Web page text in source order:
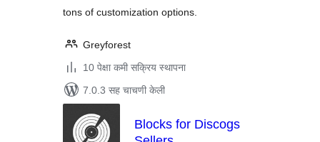
tons of customization options.
Greyforest
10 पेक्षा कमी सक्रिय स्थापना
7.0.3 सह चाचणी केली
Blocks for Discogs